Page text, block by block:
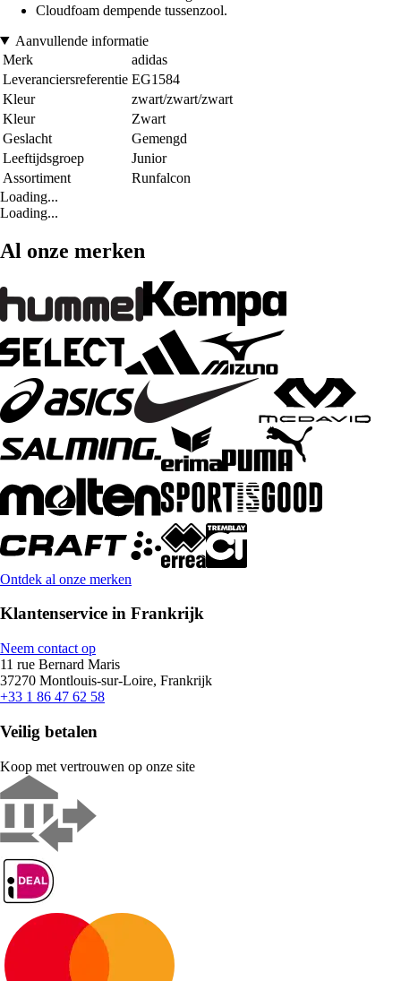
Cloudfoam dempende tussenzool.
Aanvullende informatie
Merk
adidas
Leveranciersreferentie EG1584
Kleur
zwart/zwart/zwart
Kleur
Zwart
Geslacht
Gemengd
Leeftijdsgroep
Junior
Assortiment
Runfalcon
Loading...
Loading...
Al onze merken
Ontdek al onze merken
Klantenservice in Frankrijk
Neem contact op
11 rue Bernard Maris
37270 Montlouis-sur-Loire, Frankrijk
+33 1 86 47 62 58
Veilig betalen
Koop met vertrouwen op onze site